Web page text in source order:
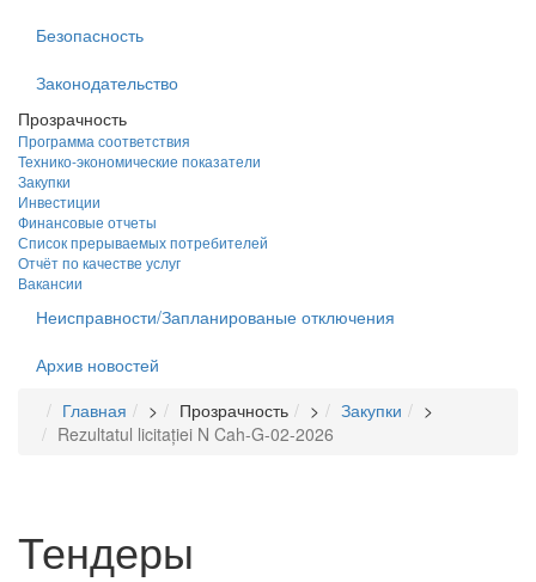
Безопасность
Законодательство
Прозрачность
Программа соответствия
Технико-экономические показатели
Закупки
Инвестиции
Финансовые отчеты
Список прерываемых потребителей
Отчёт по качестве услуг
Вакансии
Неисправности/Запланированые отключения
Архив новостей
Главная
> Прозрачность > Закупки
>
Rezultatul licitației N Cah-G-02-2026
Тендеры